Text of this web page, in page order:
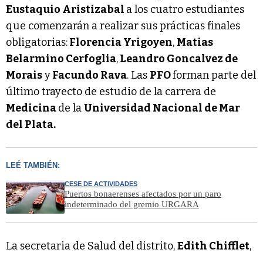
Eustaquio Aristizabal a los cuatro estudiantes
que comenzarán a realizar sus prácticas finales
obligatorias:Florencia Yrigoyen, Matias
Belarmino Cerfoglia,Leandro Goncalvez de
MoraisyFacundo Rava. Las PFOforman parte del
último trayecto de estudio de la carrera de
Medicinade laUniversidad Nacional de Mar
del Plata.
LEÉ TAMBIÉN:
CESE DE ACTIVIDADES
Puertos bonaerenses afectados por un paro
indeterminado del gremio URGARA
La secretaria de Salud del distrito,Edith Chifflet,